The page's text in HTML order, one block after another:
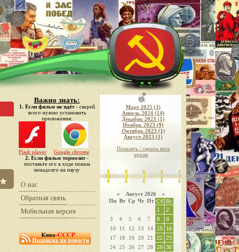
Важно знать:
1. Если фильм не идёт- скорей
всего нужно установить
приложения:
Flash player
Google chrome
2. Если фильм тормозит-
поставьте его в ходе показа
ненадолго на паузу
О нас
Обратная связь
Мобильная версия
Март 2025 (3)
Апрель 2024 (14)
Декабрь 2023 (1)
Ноябрь 2023 (9)
Октябрь 2023 (1)
Август 2023 (1)
Показать / скрыть весь
архив
« Август 2026 »
Пн Вт Ср Чт Пт Сб Вс
1
2
3
4 5 6 7 8
9
10
11 12 13 14 15
16
17
18 19 20 21 22 23
24 25 26 27 28 29 30